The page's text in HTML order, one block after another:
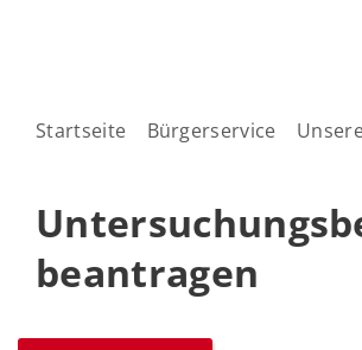
Startseite Bürgerservice
beantragen